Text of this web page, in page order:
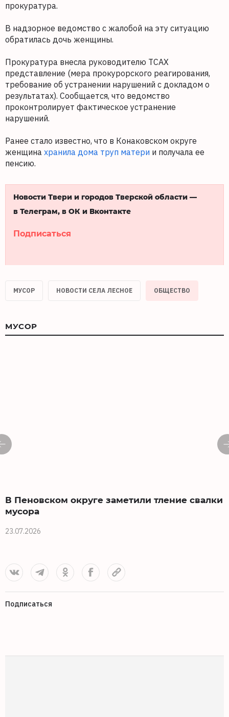
прокуратура.
В надзорное ведомство с жалобой на эту ситуацию
обратилась дочь женщины.
Прокуратура внесла руководителю ТСАХ
представление (мера прокурорского реагирования,
требование об устранении нарушений с докладом о
результатах). Сообщается, что ведомство
проконтролирует фактическое устранение
нарушений.
Ранее стало известно, что в Конаковском округе
женщина хранила дома труп матери и получала ее
пенсию.
Новости Твери и городов Тверской области —
в Телеграм, в ОК и Вконтакте
Подписаться
МУСОР НОВОСТИ СЕЛА ЛЕСНОЕ ОБЩЕСТВО
МУСОР
В Пеновском округе заметили тление свалки
мусора
23.07.2026
Подписаться